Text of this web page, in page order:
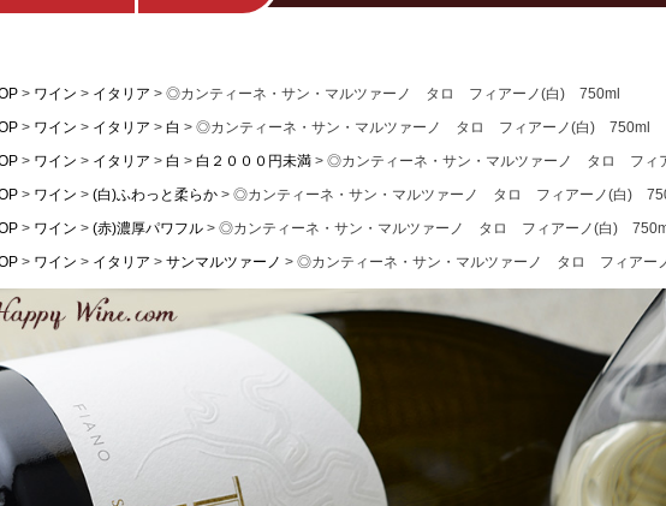
ワイン イタリア
◎カンティーネ・サン・マルツァーノ タロ フィアーノ(白) 750ml
ワイン イタリア 白
◎カンティーネ・サン・マルツァーノ タロ フィアーノ(白) 750ml
ワイン イタリア 白 白２０００円未満
◎カンティーネ・サン・マルツァーノ タロ フィ
ワイン (白)ふわっと柔らか
◎カンティーネ・サン・マルツァーノ タロ フィアーノ(白)
ワイン (赤)濃厚パワフル
◎カンティーネ・サン・マルツァーノ タロ フィアーノ(白)
ワイン イタリア サンマルツァーノ ◎カンティーネ・サン・マルツァーノ タロ フィアー